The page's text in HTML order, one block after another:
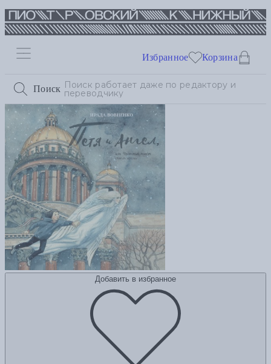
Поиск
Избранное Корзина
Добавить в избранное